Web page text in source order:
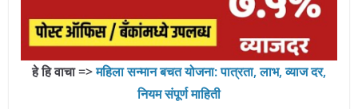
हे हि वाचा =>महिला सन्मान बचत योजना: पात्रता, लाभ, व्याज दर,
नियम संपूर्ण माहिती